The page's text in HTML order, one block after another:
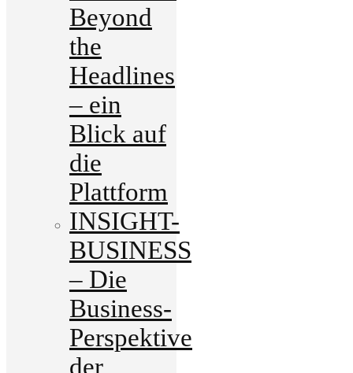
Beyond
the
Headlines
– ein
Blick auf
die
Plattform
INSIGHT-
BUSINESS
– Die
Business-
Perspektive
der